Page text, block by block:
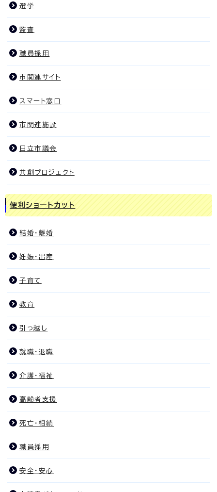
選挙
監査
職員採用
市関連サイト
スマート窓口
市関連施設
日立市議会
共創プロジェクト
便利ショートカット
結婚・離婚
妊娠・出産
子育て
教育
引っ越し
就職・退職
介護・福祉
高齢者支援
死亡・相続
職員採用
安全・安心